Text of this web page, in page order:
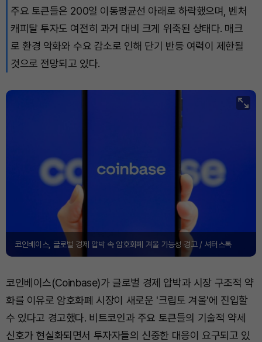
주요 토큰들은 200일 이동평균선 아래로 하락했으며, 벤처
캐피탈 투자도 여전히 과거 대비 크게 위축된 상태다. 매크
로 환경 악화와 수요 감소로 인해 단기 반등 여력이 제한될
것으로 전망되고 있다.
코인베이스, 글로벌 경제 압박 속 암호화폐 겨울 가능성 경고 / 셔터스톡
코인베이스(Coinbase)가 글로벌 경제 압박과 시장 구조적 약
화를 이유로 암호화폐 시장이 새로운 '크립토 겨울'에 진입할
수 있다고 경고했다. 비트코인과 주요 토큰들의 기술적 약세
신호가 현실화되면서 투자자들의 신중한 대응이 요구되고 있